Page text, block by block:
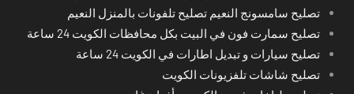
تصليح سامسونج النعيم تصليح تلفونات بالمنزل النعيم
تصليح سمارت فون في البيت بكل محافظات الكويت 24 ساعة
تصليح سيارات و تبديل اطارات في الكويت 24 ساعة
تصليح شاشات تلفزيونات الكويت